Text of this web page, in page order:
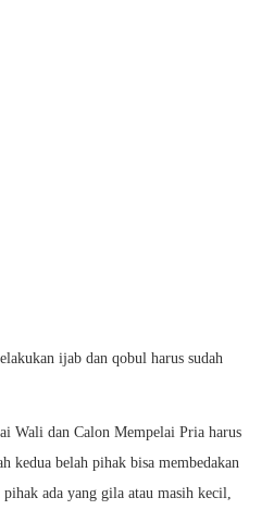
ijab dan qobul harus sudah
Wali dan Calon Mempelai Pria harus
kedua belah pihak bisa membedakan
ada yang gila atau masih kecil,